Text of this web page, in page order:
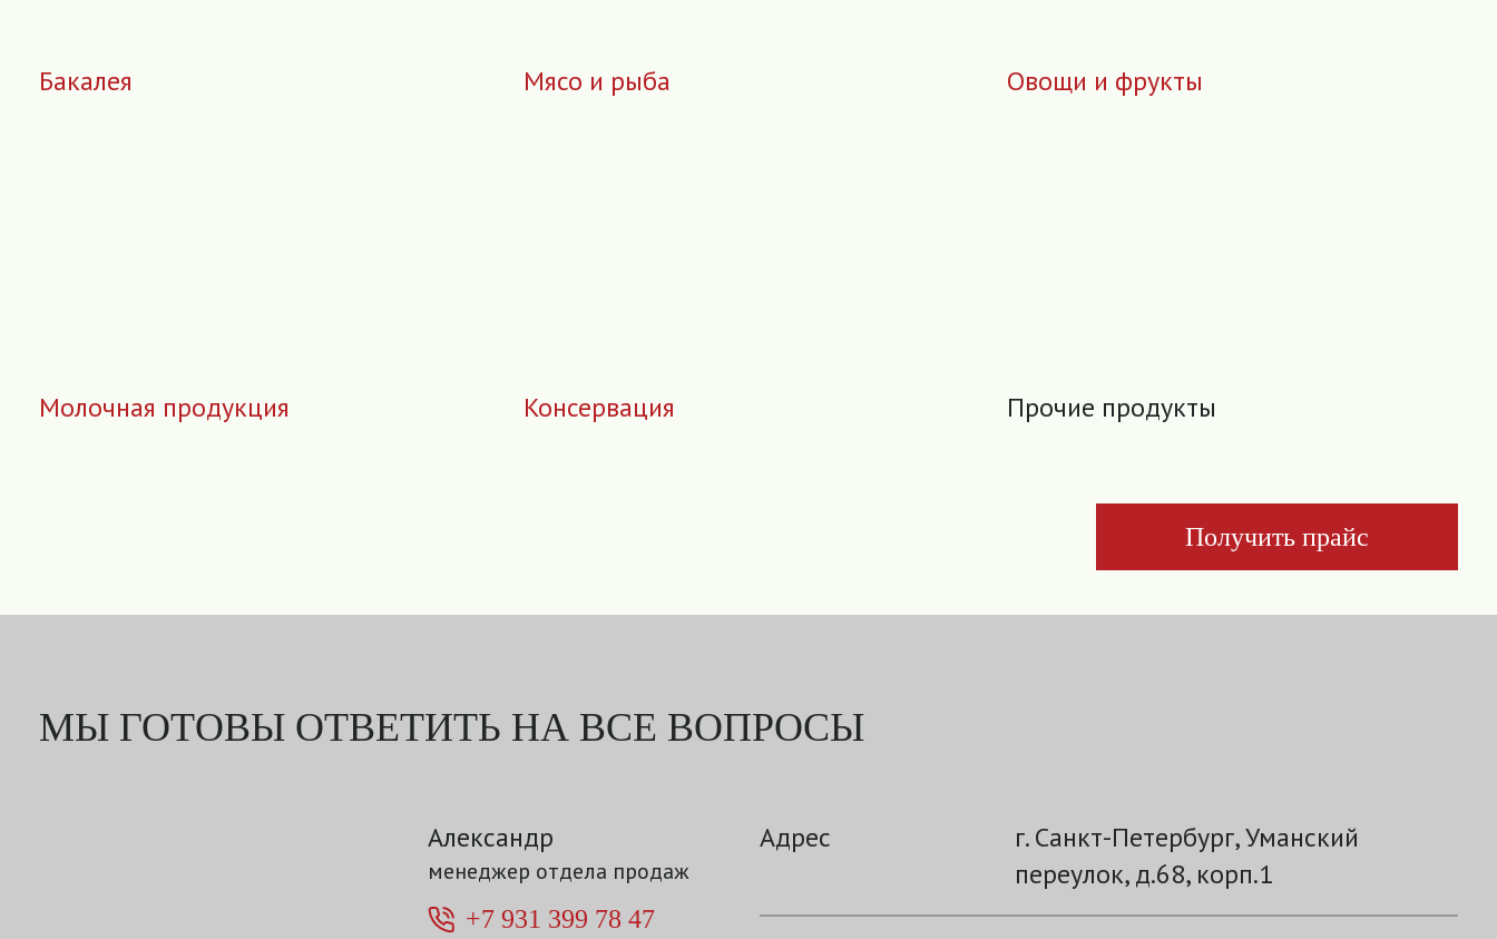
Бакалея Мясо и рыба Овощи и фрукты
Молочная продукция Консервация Прочие продукты
Получить прайс
МЫ ГОТОВЫ ОТВЕТИТЬ НА ВСЕ ВОПРОСЫ
Александр
менеджер отдела продаж
+7 931 399 78 47
Адрес
г. Санкт-Петербург, Уманский
переулок, д.68, корп.1